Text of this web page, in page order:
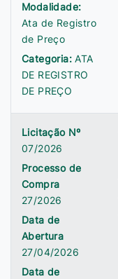
Modalidade:
Ata de Registro
de Preço
Categoria:ATA
DE REGISTRO
DE PREÇO
Licitação Nº
07/2026
Processo de
Compra
27/2026
Data de
Abertura
27/04/2026
Data de